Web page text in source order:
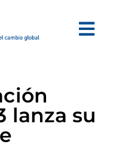
lanza su